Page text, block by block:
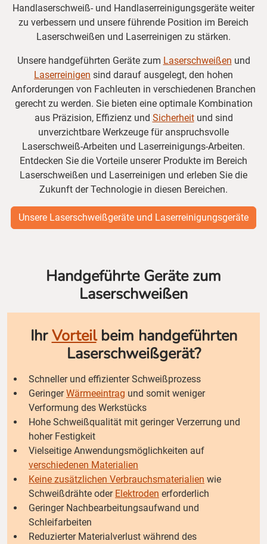
Handlaserschweiß- und Handlaserreinigungsgeräte weiter
zu verbessern und unsere führende Position im Bereich
Laserschweißen und Laserreinigen zu stärken.
Unsere handgeführten Geräte zum Laserschweißen und
Laserreinigen sind darauf ausgelegt, den hohen
Anforderungen von Fachleuten in verschiedenen Branchen
gerecht zu werden. Sie bieten eine optimale Kombination
aus Präzision, Effizienz und Sicherheitund sind
unverzichtbare Werkzeuge für anspruchsvolle
Laserschweiß-Arbeiten und Laserreinigungs-Arbeiten.
Entdecken Sie die Vorteile unserer Produkte im Bereich
Laserschweißen und Laserreinigen und erleben Sie die
Zukunft der Technologie in diesen Bereichen.
Unsere Laserschweißgeräte und Laserreinigungsgeräte
Handgeführte Geräte zum
Laserschweißen
IhrVorteilbeim handgeführten
Laserschweißgerät?
Schneller und effizienter Schweißprozess
GeringerWärmeeintrag und somit weniger
Verformung des Werkstücks
Hohe Schweißqualität mit geringer Verzerrung und
hoher Festigkeit
Vielseitige Anwendungsmöglichkeiten auf
verschiedenen Materialien
Keine zusätzlichen Verbrauchsmaterialien wie
Schweißdrähte oder Elektroden erforderlich
Geringer Nachbearbeitungsaufwand und
Schleifarbeiten
Reduzierter Materialverlust während des